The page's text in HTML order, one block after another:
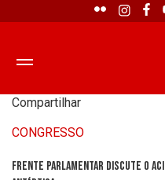
Compartilhar
CONGRESSO
Frente Parlamentar discute o